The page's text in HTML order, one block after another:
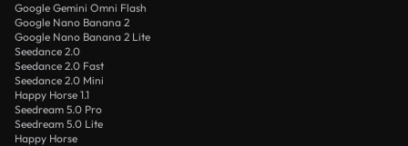
Google Gemini Omni Flash
Google Nano Banana 2
Google Nano Banana 2 Lite
Seedance 2.0
Seedance 2.0 Fast
Seedance 2.0 Mini
Happy Horse 1.1
Seedream 5.0 Pro
Seedream 5.0 Lite
Happy Horse